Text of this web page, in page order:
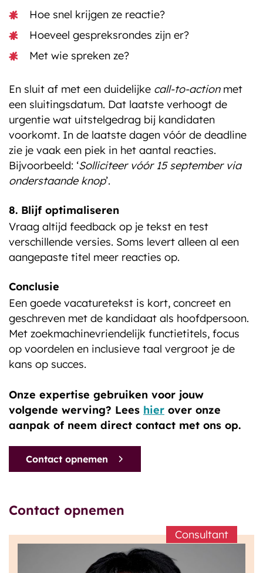
Hoe snel krijgen ze reactie?
Hoeveel gespreksrondes zijn er?
Met wie spreken ze?
En sluit af met een duidelijke call-to-actionmet
een sluitingsdatum. Dat laatste verhoogt de
urgentie wat uitstelgedrag bij kandidaten
voorkomt. In de laatste dagen vóór de deadline
zie je vaak een piek in het aantal reacties.
Bijvoorbeeld: ‘Solliciteer vóór 15 september via
onderstaande knop’.
8. Blijf optimaliseren
Vraag altijd feedback op je tekst en test
verschillende versies. Soms levert alleen al een
aangepaste titel meer reacties op.
Conclusie
Een goede vacaturetekst is kort, concreet en
geschreven met de kandidaat als hoofdpersoon.
Met zoekmachinevriendelijk functietitels, focus
op voordelen en inclusieve taal vergroot je de
kans op succes.
Onze expertise gebruiken voor jouw
volgende werving? Lees hier over onze
aanpak of neem direct contact met ons op.
Contact opnemen
Contact opnemen
Consultant